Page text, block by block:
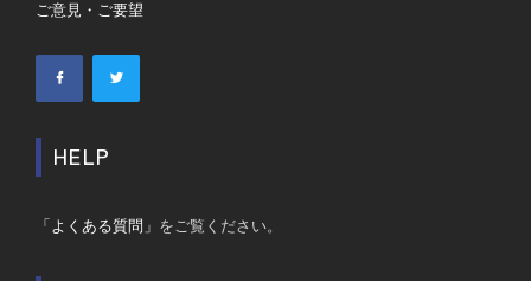
ご意見・ご要望
HELP
「よくある質問」 をご覧ください。